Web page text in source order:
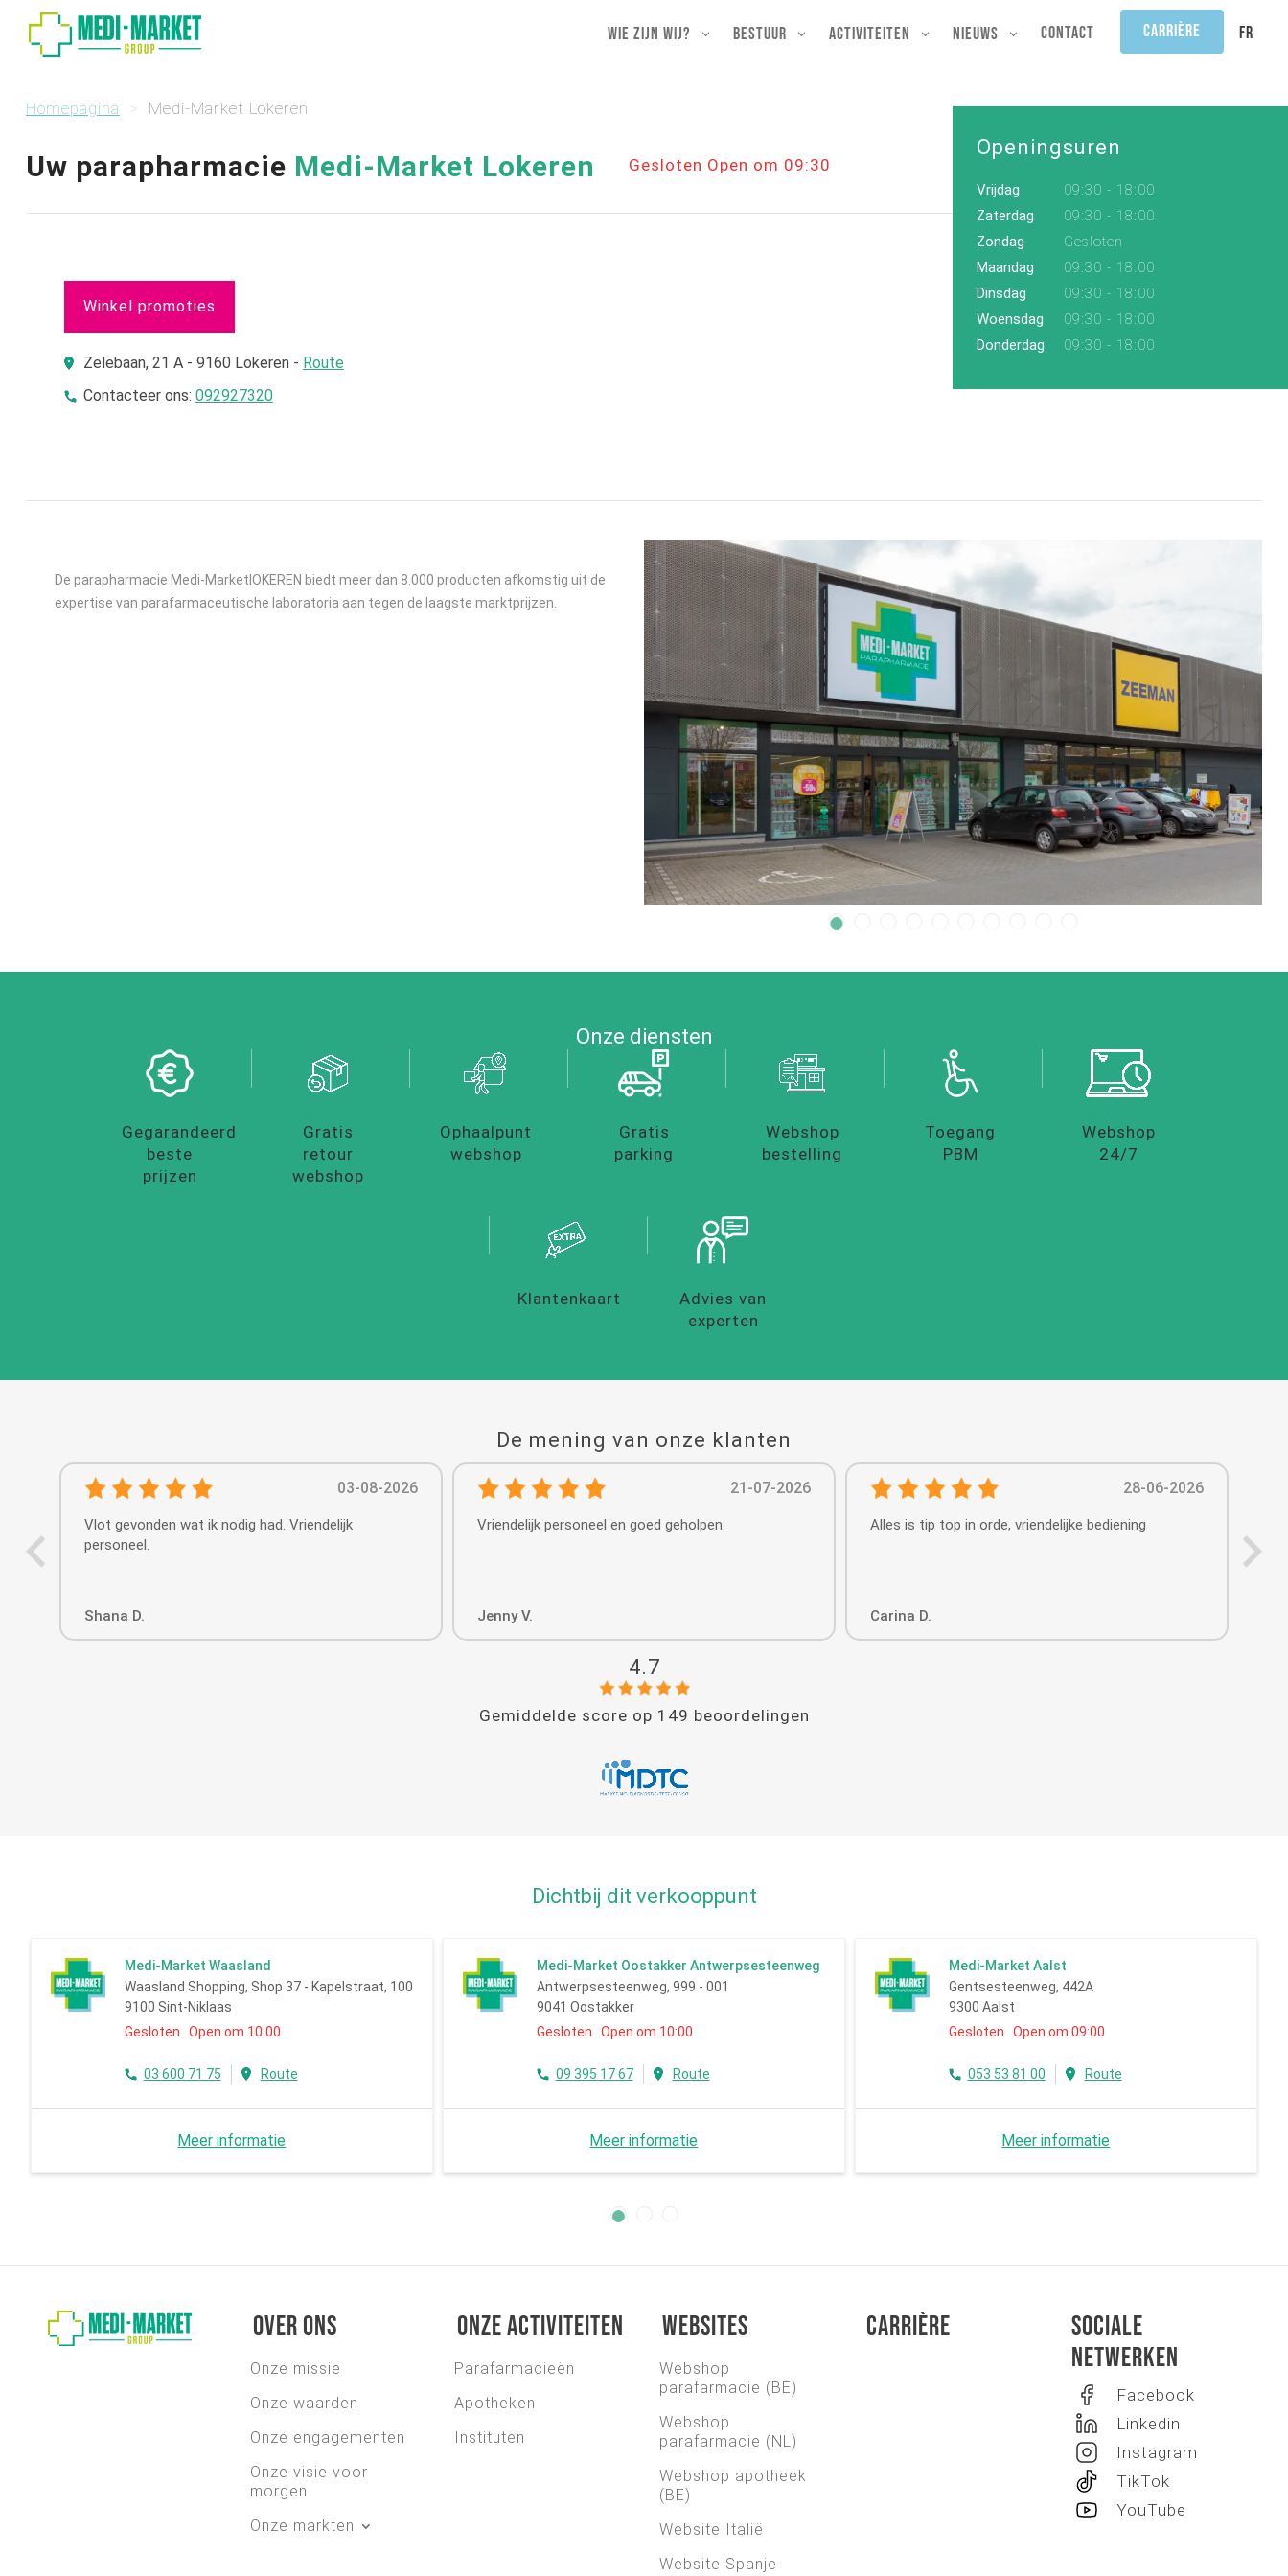
Wie zijn wij? Bestuur Activiteiten Nieuws Contact Carrière FR
Homepagina Medi-Market Lokeren
Uw parapharmacie Medi-Market Lokeren Gesloten Open om 09:30
Winkel promoties
Zelebaan, 21 A - 9160 Lokeren - Route
Contacteer ons: 092927320
Openingsuren
Vrijdag
09:30 - 18:00
Zaterdag
09:30 - 18:00
Zondag
Gesloten
Maandag
09:30 - 18:00
Dinsdag
09:30 - 18:00
Woensdag
09:30 - 18:00
Donderdag
09:30 - 18:00
De parapharmacie Medi-MarketlOKEREN biedt meer dan 8.000 producten afkomstig uit de
expertise van parafarmaceutische laboratoria aan tegen de laagste marktprijzen.
Onze diensten
Gegarandeerd
beste
prijzen
Gratis
retour
webshop
Ophaalpunt
webshop
Gratis
parking
Webshop
bestelling
Toegang
PBM
Webshop
24/7
Klantenkaart
Advies van
experten
De mening van onze klanten
03-08-2026
Vlot gevonden wat ik nodig had. Vriendelijk
personeel.
Shana D.
21-07-2026
Vriendelijk personeel en goed geholpen
Jenny V.
28-06-2026
Alles is tip top in orde, vriendelijke bediening
Carina D.
4.7
Gemiddelde score op 149 beoordelingen
Dichtbij dit verkooppunt
Medi-Market Waasland
Waasland Shopping, Shop 37 - Kapelstraat, 100
9100 Sint-Niklaas
Gesloten Open om 10:00
03 600 71 75 Route
Meer informatie
Medi-Market Oostakker Antwerpsesteenweg
Antwerpsesteenweg, 999 - 001
9041 Oostakker
Gesloten Open om 10:00
09 395 17 67 Route
Meer informatie
Medi-Market Aalst
Gentsesteenweg, 442A
9300 Aalst
Gesloten Open om 09:00
053 53 81 00 Route
Meer informatie
Over ons
Onze missie
Onze waarden
Onze engagementen
Onze visie voor
morgen
Onze markten
Onze activiteiten
Parafarmacieën
Apotheken
Instituten
Websites
Webshop
parafarmacie (BE)
Webshop
parafarmacie (NL)
Webshop apotheek
(BE)
Website Italië
Website Spanje
Carrière
Sociale
netwerken
Facebook
Linkedin
Instagram
TikTok
YouTube